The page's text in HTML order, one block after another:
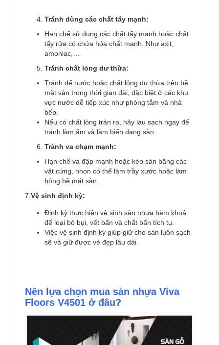
Tránh dùng các chất tẩy mạnh:
Hạn chế sử dụng các chất tẩy mạnh hoặc chất
tẩy rửa có chứa hóa chất mạnh. Như axit,
amoniac,…
Tránh chất lỏng dư thừa:
Tránh để nước hoặc chất lỏng dư thừa trên bề
mặt sàn trong thời gian dài, đặc biệt ở các khu
vực nước dễ tiếp xúc như phòng tắm và nhà
bếp.
Nếu có chất lỏng tràn ra, hãy lau sạch ngay để
tránh làm ẩm và làm biến dạng sàn.
Tránh va chạm mạnh:
Hạn chế va đập mạnh hoặc kéo sàn bằng các
vật cứng, nhọn có thể làm trầy xước hoặc làm
hỏng bề mặt sàn.
7. Vệ sinh định kỳ:
Định kỳ thực hiện vệ sinh sàn nhựa hèm khoá
để loại bỏ bụi, vết bẩn và chất bẩn tích tụ.
Việc vệ sinh định kỳ giúp giữ cho sàn luôn sạch
sẽ và giữ được vẻ đẹp lâu dài.
Nên lựa chọn mua sàn nhựa Viva
Floors V4501 ở đâu?